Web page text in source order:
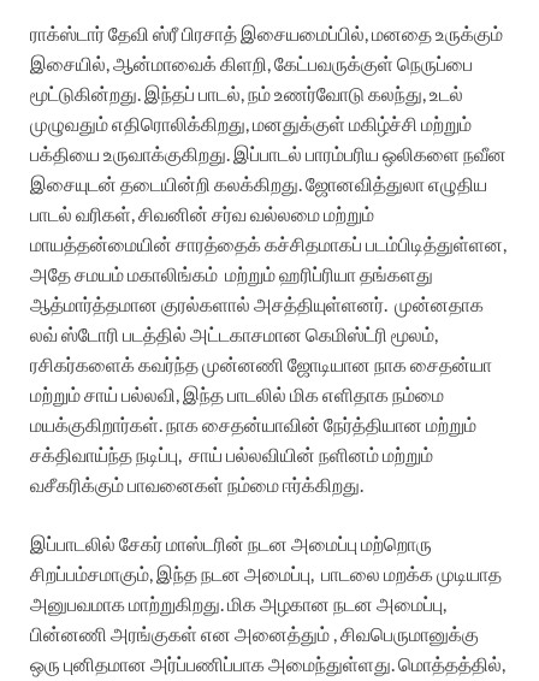
ராக்ஸ்டார் தேவி ஸ்ரீ பிரசாத் இசையமைப்பில், மனதை உருக்கும்
இசையில், ஆன்மாவைக் கிளறி, கேட்பவருக்குள் நெருப்பை
மூட்டுகின்றது. இந்தப் பாடல், நம் உணர்வோடு கலந்து, உடல்
முழுவதும் எதிரொலிக்கிறது, மனதுக்குள் மகிழ்ச்சி மற்றும்
பக்தியை உருவாக்குகிறது. இப்பாடல் பாரம்பரிய ஒலிகளை நவீன
இசையுடன் தடையின்றி கலக்கிறது. ஜோனவித்துலா எழுதிய
பாடல் வரிகள், சிவனின் சர்வ வல்லமை மற்றும்
மாயத்தன்மையின் சாரத்தைக் கச்சிதமாகப் படம்பிடித்துள்ளன,
அதே சமயம் மகாலிங்கம் மற்றும் ஹரிப்ரியா தங்களது
ஆத்மார்த்தமான குரல்களால் அசத்தியுள்ளனர். முன்னதாக
லவ் ஸ்டோரி படத்தில் அட்டகாசமான கெமிஸ்ட்ரி மூலம்,
ரசிகர்களைக் கவர்ந்த முன்னணி ஜோடியான நாக சைதன்யா
மற்றும் சாய் பல்லவி, இந்த பாடலில் மிக எளிதாக நம்மை
மயக்குகிறார்கள். நாக சைதன்யாவின் நேர்த்தியான மற்றும்
சக்திவாய்ந்த நடிப்பு, சாய் பல்லவியின் நளினம் மற்றும்
வசீகரிக்கும் பாவனைகள் நம்மை ஈர்க்கிறது.
இப்பாடலில் சேகர் மாஸ்டரின் நடன அமைப்பு மற்றொரு
சிறப்பம்சமாகும், இந்த நடன அமைப்பு, பாடலை மறக்க முடியாத
அனுபவமாக மாற்றுகிறது. மிக அழகான நடன அமைப்பு,
பின்னணி அரங்குகள் என அனைத்தும் , சிவபெருமானுக்கு
ஒரு புனிதமான அர்ப்பணிப்பாக அமைந்துள்ளது.மொத்தத்தில்,